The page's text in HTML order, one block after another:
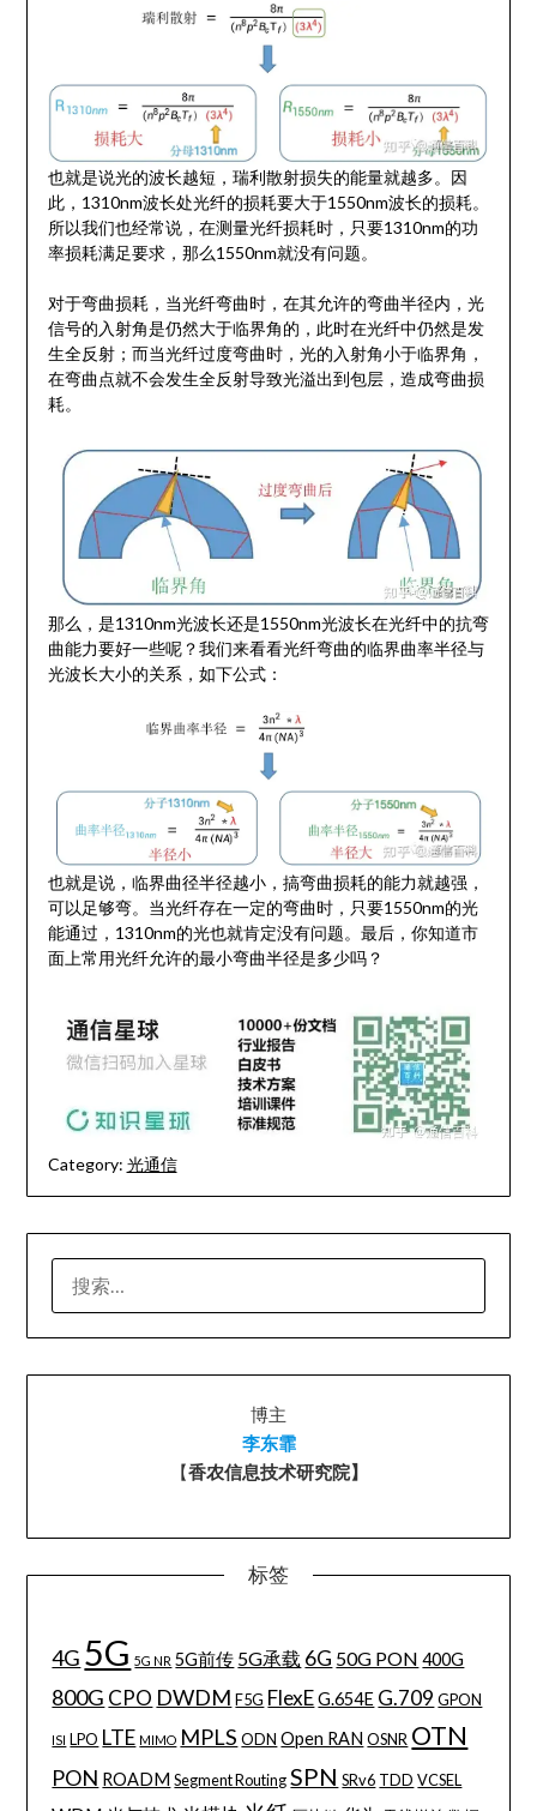
也就是说光的波长越短，瑞利散射损失的能量就越多。因
此，1310nm波长处光纤的损耗要大于1550nm波长的损耗。
所以我们也经常说，在测量光纤损耗时，只要1310nm的功
率损耗满足要求，那么1550nm就没有问题。
对于弯曲损耗，当光纤弯曲时，在其允许的弯曲半径内，光
信号的入射角是仍然大于临界角的，此时在光纤中仍然是发
生全反射；而当光纤过度弯曲时，光的入射角小于临界角，
在弯曲点就不会发生全反射导致光溢出到包层，造成弯曲损
耗。
那么，是1310nm光波长还是1550nm光波长在光纤中的抗弯
曲能力要好一些呢？我们来看看光纤弯曲的临界曲率半径与
光波长大小的关系，如下公式：
也就是说，临界曲径半径越小，搞弯曲损耗的能力就越强，
可以足够弯。当光纤存在一定的弯曲时，只要1550nm的光
能通过，1310nm的光也就肯定没有问题。最后，你知道市
面上常用光纤允许的最小弯曲半径是多少吗？
Category: 光通信
索：
博主
李东霏
【香农信息技术研究院】
标签
4G 5G 5G NR 5G前传 5G承载 6G 50G PON 400G
800G CPO DWDM F5G FlexE G.654E G.709 GPON
ISI LPO LTE MIMO MPLS ODN Open RAN OSNR OTN
PON ROADM Segment Routing SPN SRv6 TDD VCSEL